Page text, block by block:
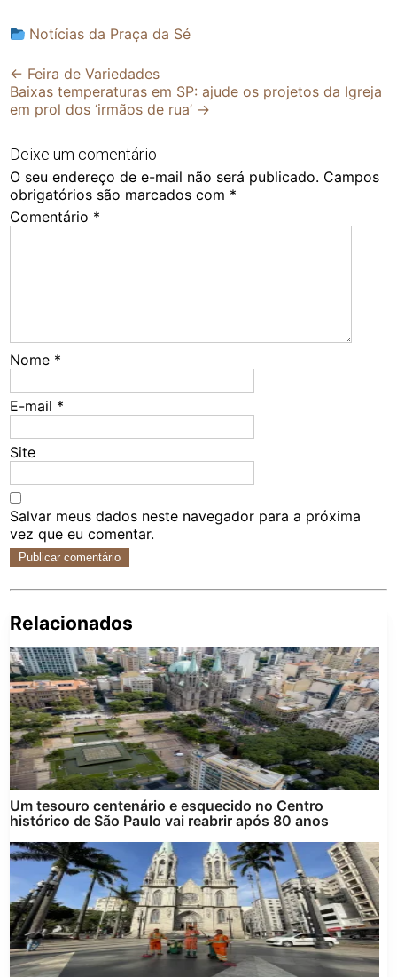
Notícias da Praça da Sé
Post
navigation
← Feira de Variedades
Baixas temperaturas em SP: ajude os projetos da Igreja
em prol dos ‘irmãos de rua’ →
Deixe um comentário
O seu endereço de e-mail não será publicado. Campos
obrigatórios são marcados com *
Comentário *
Nome *
E-mail *
Site
Salvar meus dados neste navegador para a próxima
vez que eu comentar.
Relacionados
Um tesouro centenário e esquecido no Centro
histórico de São Paulo vai reabrir após 80 anos